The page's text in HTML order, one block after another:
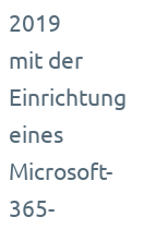
2019
mit der
Einrichtung
eines
Microsoft-
365-